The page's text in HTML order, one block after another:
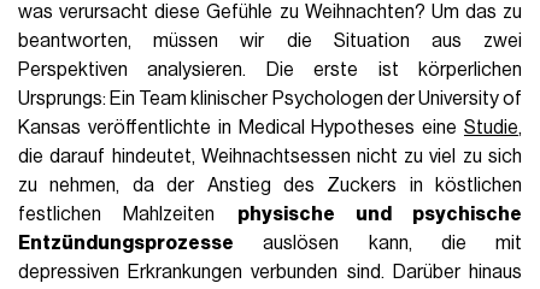
was verursacht diese Gefühle zu Weihnachten? Um das zu
beantworten, müssen wir die Situation aus zwei
Perspektiven analysieren. Die erste ist körperlichen
Ursprungs: Ein Team klinischer Psychologen der University of
Kansas veröffentlichte in Medical Hypotheses eine Studie,
die darauf hindeutet, Weihnachtsessen nicht zu viel zu sich
zu nehmen, da der Anstieg des Zuckers in köstlichen
festlichen Mahlzeiten physische und psychische
Entzündungsprozesse auslösen kann, die mit
depressiven Erkrankungen verbunden sind. Darüber hinaus